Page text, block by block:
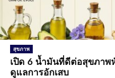
สุขภาพ
เปิด 6 น้ำมันที่ดีต่อสุขภาพ
ดูแลการอักเสบ